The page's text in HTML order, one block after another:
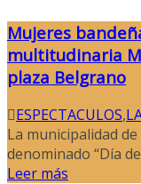
Mujeres
multitudinaria
plaza Belgrano
ESPECTACULOS,
La municipalidad
denominado “Día
Leer más